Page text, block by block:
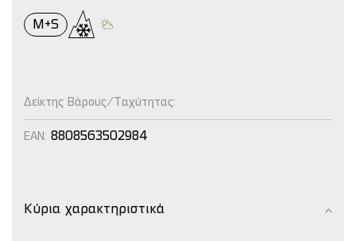
M+S
Δείκτης Βάρους/Ταχύτητας:
EAN: 8808563502984
Κύρια χαρακτηριστικά